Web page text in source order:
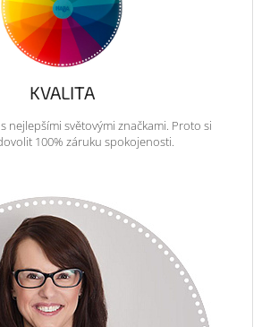
KVALITA
nejlepšími světovými značkami. Proto si
100% záruku spokojenosti.